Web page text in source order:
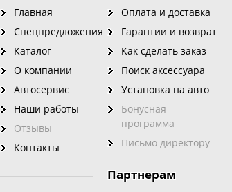
Главная
Спецпредложения
Каталог
О компании
Автосервис
Наши работы
Отзывы
Контакты
Оплата и доставка
Гарантии и возврат
Как сделать заказ
Поиск аксессуара
Установка на авто
Бонусная
программа
Письмо директору
Партнерам